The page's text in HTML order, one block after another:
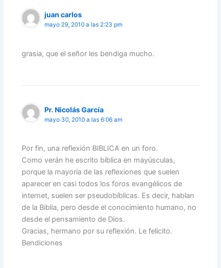
juan carlos
mayo 29, 2010 a las 2:23 pm
grasia, que el señor les bendiga mucho.
Pr. Nicolás García
mayo 30, 2010 a las 6:06 am
Por fin, una reflexión BIBLICA en un foro.
Como verán he escrito bíblica en mayúsculas,
porque la mayoría de las reflexiones que suelen
aparecer en casi todos los foros evangélicos de
internet, suelen ser pseudobíblicas. Es decir, hablan
de la Biblia, pero desde el conocimiento humano, no
desde el pensamiento de Dios.
Gracias, hermano por su reflexión. Le felicito.
Bendiciones